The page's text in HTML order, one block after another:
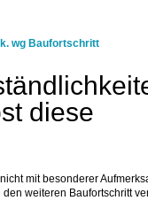
wg Baufortschritt
diese
mit besonderer
weiteren Baufortschritt